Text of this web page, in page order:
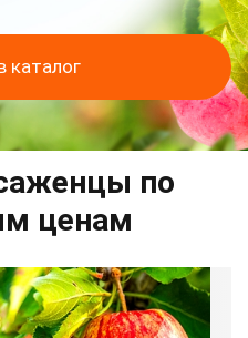
каталог
по
ценам